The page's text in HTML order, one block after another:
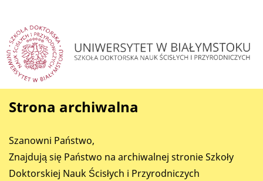
Strona archiwalna
Szanowni Państwo,
Znajdują się Państwo na archiwalnej stronie Szkoły
Doktorskiej Nauk Ścisłych i Przyrodniczych